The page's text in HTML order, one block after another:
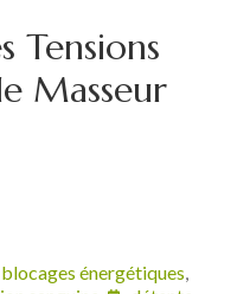
Tensions
Masseur
blocages énergétiques,